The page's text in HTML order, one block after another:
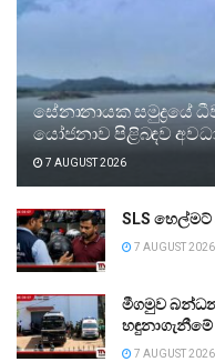
සේනානායක සමුද්‍රයේ
යෝජනාව පිළිබඳව
7 AUGUST 2026
SLS හෙල්මට්
7 AUGUST 2026
මීගමුව
7 AUGUST 2026